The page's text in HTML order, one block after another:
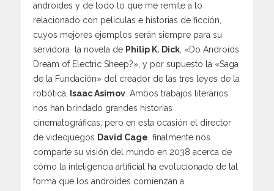
androides y de todo lo que me remite a lo
relacionado con películas e historias de ficción,
cuyos mejores ejemplos serán siempre para su
servidora la novela de Philip K. Dick , «Do Androids
Dream of Electric Sheep?», y por supuesto la «Saga
de la Fundación» del creador de las tres leyes de la
robótica,
Isaac Asimov . Ambos trabajos literarios
nos han brindado grandes historias
cinematográficas, pero en esta ocasión el director
de videojuegos David Cage , finalmente nos
comparte su visión del mundo en 2038 acerca de
cómo la inteligencia artificial ha evolucionado de tal
forma que los androides comienzan a